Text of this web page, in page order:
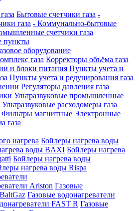
Бытовые счетчики газа -
газа - Коммунально-бытовые
счетчики газа
пункты
оборудование
газа Корректоры объёма газа
и блоки питания Пункты учета и
Пункты учета и редуцирования газа
Регуляторы давления газа
Ультразвуковые промышленные
Ультразвуковые расходомеры газа
Фильтры магнитные Электронные
газа
нагрева Бойлеры нагрева воды
воды BAXI Бойлеры нагрева
Бойлеры нагрева воды
нагрева воды Rispa
Ariston Газовые
Газовые водонагреватели
FAST R Газовые